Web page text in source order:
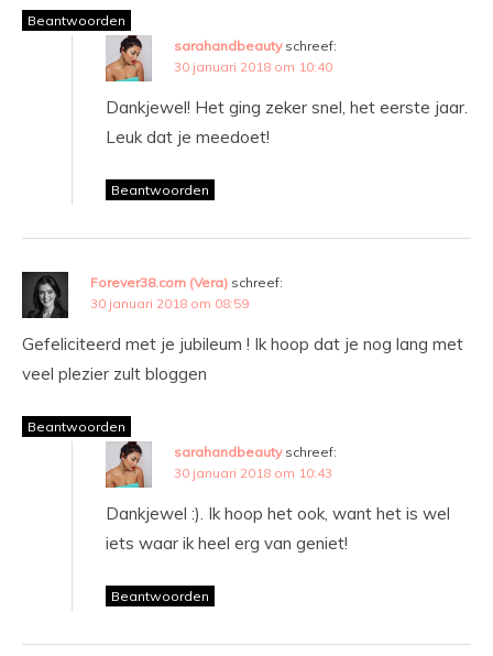
Beantwoorden
sarahandbeauty schreef:
30 januari 2018 om 10:40
Dankjewel! Het ging zeker snel, het eerste jaar.
Leuk dat je meedoet!
Beantwoorden
Forever38.com (Vera) schreef:
30 januari 2018 om 08:59
Gefeliciteerd met je jubileum ! Ik hoop dat je nog lang met
veel plezier zult bloggen
Beantwoorden
sarahandbeauty schreef:
30 januari 2018 om 10:43
Dankjewel :). Ik hoop het ook, want het is wel
iets waar ik heel erg van geniet!
Beantwoorden